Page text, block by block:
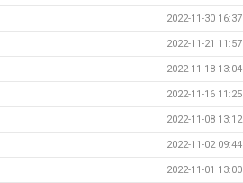
2022-11-30 16:37
2022-11-21 11:57
2022-11-18 13:04
2022-11-16 11:25
2022-11-08 13:12
2022-11-02 09:44
2022-11-01 13:00